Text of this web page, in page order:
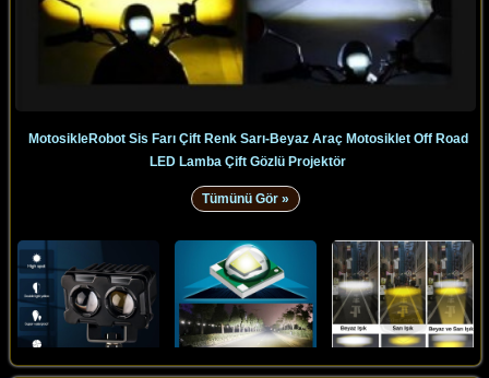
MotosikleRobot Sis Farı Çift Renk Sarı-Beyaz Araç Motosiklet Off Road
LED Lamba Çift Gözlü Projektör
Tümünü Gör »